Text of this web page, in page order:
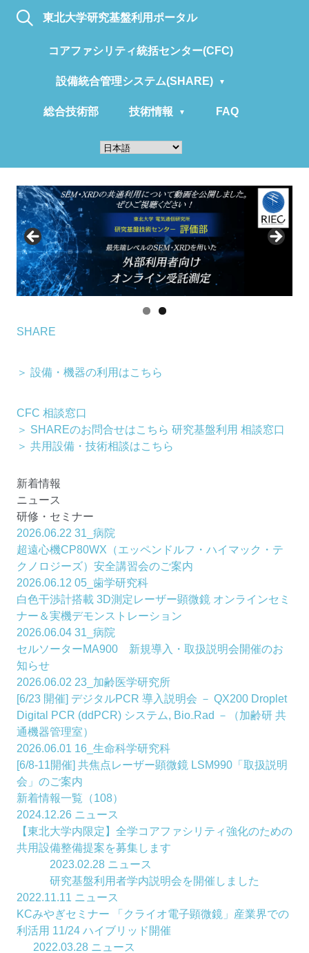
東北大学研究基盤利用ポータル
コアファシリティ統括センター(CFC)
設備統合管理システム(SHARE)
総合技術部 技術情報 FAQ
SHARE
＞ 設備・機器の利用はこちら
CFC 相談窓口
＞ SHAREのお問合せはこちら 研究基盤利用 相談窓口
＞ 共用設備・技術相談はこちら
新着情報
ニュース
研修・セミナー
2026.06.22 31_病院
超遠心機CP80WX（エッペンドルフ・ハイマック・テ
クノロジーズ）安全講習会のご案内
2026.06.12 05_歯学研究科
白色干渉計搭載 3D測定レーザー顕微鏡 オンラインセミ
ナー＆実機デモンストレーション
2026.06.04 31_病院
セルソーターMA900 新規導入・取扱説明会開催のお
知らせ
2026.06.02 23_加齢医学研究所
[6/23 開催] デジタルPCR 導入説明会 － QX200 Droplet
Digital PCR (ddPCR) システム, Bio₋Rad －（加齢研 共
通機器管理室）
2026.06.01 16_生命科学研究科
[6/8-11開催] 共焦点レーザー顕微鏡 LSM990「取扱説明
会」のご案内
新着情報一覧（108）
2024.12.26 ニュース
【東北大学内限定】全学コアファシリティ強化のための
共用設備整備提案を募集します
2023.02.28 ニュース
研究基盤利用者学内説明会を開催しました
2022.11.11 ニュース
KCみやぎセミナー 「クライオ電子顕微鏡」産業界での
利活用 11/24 ハイブリッド開催
2022.03.28 ニュース